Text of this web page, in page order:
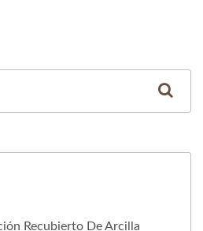
Recubierto De Arcilla